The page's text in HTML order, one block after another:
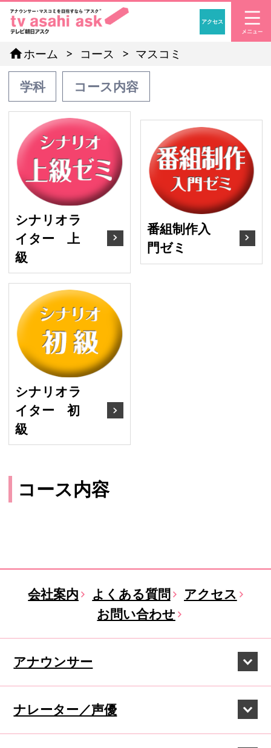
「アナウンサー・マ
アクセス
homeホーム コース マスコミ
学科 コース内容
シナリオライター 上級
シナリオラ
イター 上
級
番組制作入
門ゼミ
シナリオラ
イター 初
級
コース内容
会社案内 よくある質問
アクセス
お問い合わせ
アナウンサー
ナレーター／声優